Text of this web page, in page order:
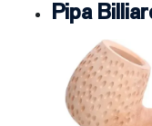
Pipa